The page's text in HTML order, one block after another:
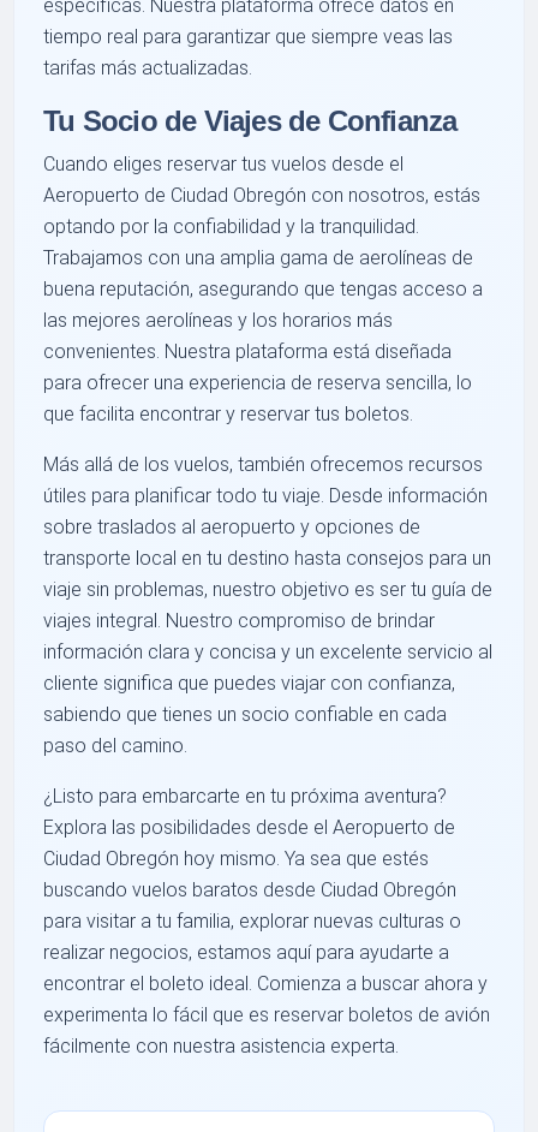
específicas. Nuestra plataforma ofrece datos en
tiempo real para garantizar que siempre veas las
tarifas más actualizadas.
Tu Socio de Viajes de Confianza
Cuando eliges reservar tus vuelos desde el
Aeropuerto de Ciudad Obregón con nosotros, estás
optando por la confiabilidad y la tranquilidad.
Trabajamos con una amplia gama de aerolíneas de
buena reputación, asegurando que tengas acceso a
las mejores aerolíneas y los horarios más
convenientes. Nuestra plataforma está diseñada
para ofrecer una experiencia de reserva sencilla, lo
que facilita encontrar y reservar tus boletos.
Más allá de los vuelos, también ofrecemos recursos
útiles para planificar todo tu viaje. Desde información
sobre traslados al aeropuerto y opciones de
transporte local en tu destino hasta consejos para un
viaje sin problemas, nuestro objetivo es ser tu guía de
viajes integral. Nuestro compromiso de brindar
información clara y concisa y un excelente servicio al
cliente significa que puedes viajar con confianza,
sabiendo que tienes un socio confiable en cada
paso del camino.
¿Listo para embarcarte en tu próxima aventura?
Explora las posibilidades desde el Aeropuerto de
Ciudad Obregón hoy mismo. Ya sea que estés
buscando vuelos baratos desde Ciudad Obregón
para visitar a tu familia, explorar nuevas culturas o
realizar negocios, estamos aquí para ayudarte a
encontrar el boleto ideal. Comienza a buscar ahora y
experimenta lo fácil que es reservar boletos de avión
fácilmente con nuestra asistencia experta.